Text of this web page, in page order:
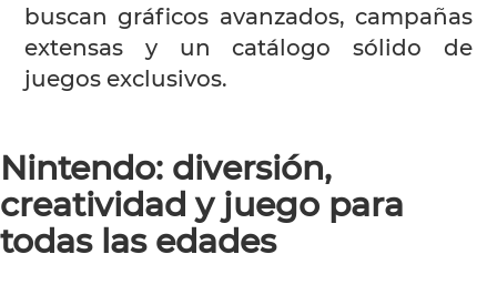
buscan gráficos avanzados, campañas
extensas y un catálogo sólido de
juegos exclusivos.
Nintendo: diversión,
creatividad y juego para
todas las edades